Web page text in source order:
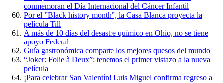
conmemoran el Día Internacional del Cáncer Infantil
Por el ”Black history month”, la Casa Blanca proyecta la
película Till
A más de 10 días del desastre químico en Ohio, no se tiene
apoyo Federal
Guía gastronómica comparte los mejores quesos del mundo
“Joker: Folie à Deux”: tenemos el primer vistazo a la nueva
película
¡Para celebrar San Valentín! Luis Miguel confirma regreso a